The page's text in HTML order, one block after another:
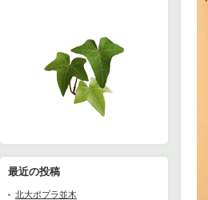
最近の投稿
北大ポプラ並木